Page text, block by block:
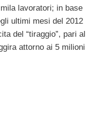
lavoratori; in base
ultimi mesi del 2012
del “tiraggio”, pari al
attorno ai 5 milioni